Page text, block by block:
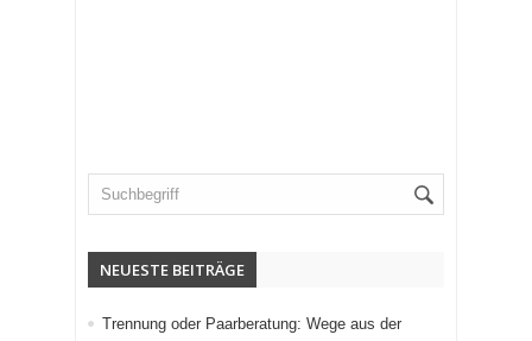
NEUESTE BEITRÄGE
Trennung oder Paarberatung: Wege aus der